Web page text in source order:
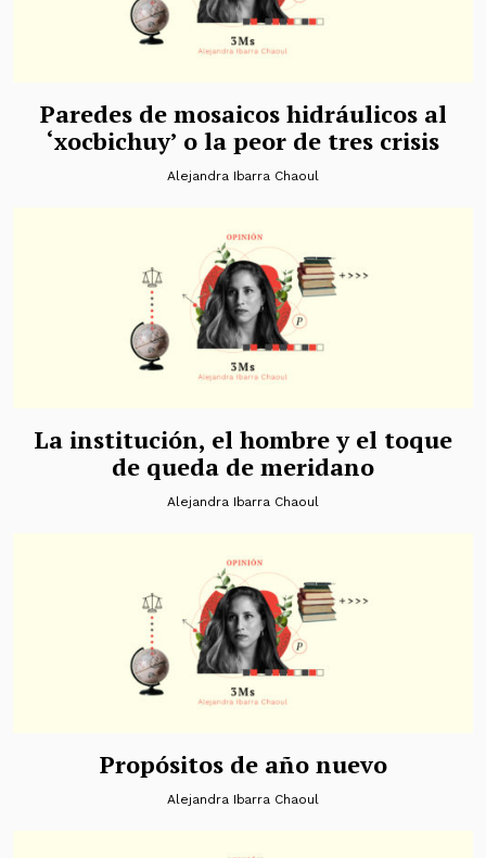
Paredes de mosaicos hidráulicos al
‘xocbichuy’ o la peor de tres crisis
Alejandra Ibarra Chaoul
La institución, el hombre y el toque
de queda de meridano
Alejandra Ibarra Chaoul
Propósitos de año nuevo
Alejandra Ibarra Chaoul